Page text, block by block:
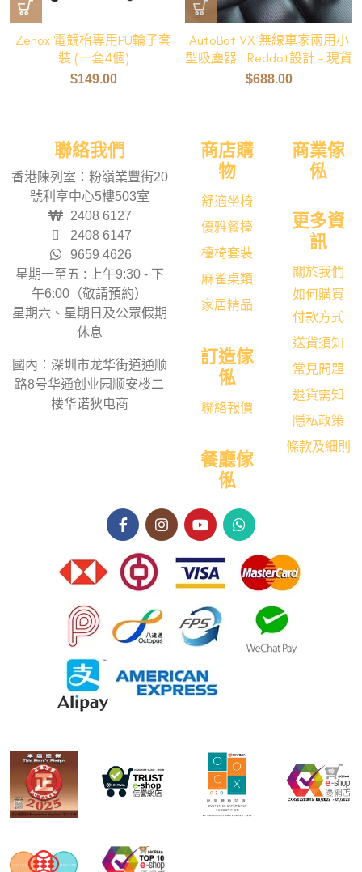
Zenox 電競枱專用PU輪子套
裝 (一套4個)
$149.00
AutoBot VX 無線車家兩用小
型吸塵器 | Reddot設計 – 現貨
$688.00
聯絡我們
香港陳列室：粉嶺業豐街20
號利亨中心5樓503室
2408 6127
2408 6147
9659 4626
星期一至五 : 上午9:30 - 下
午6:00（敬請預約）
星期六、星期日及公眾假期
休息
國內：深圳市龙华街道通顺
路8号华通创业园顺安楼二
楼华诺狄电商
商店購
物
舒適坐椅
優雅餐檯
檯椅套裝
麻雀桌類
家居精品
訂造傢
俬
聯絡報價
餐廳傢
俬
商業傢
俬
更多資
訊
關於我們
如何購買
付款方式
送貨須知
常見問題
退貨需知
隱私政策
條款及細則